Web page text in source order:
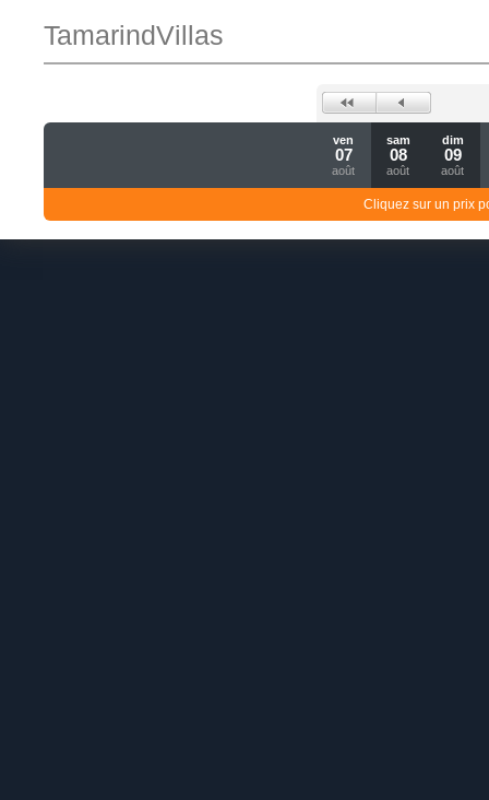
TamarindVillas
ven
07
août
sam
08
août
dim
09
août
Cliquez sur un prix